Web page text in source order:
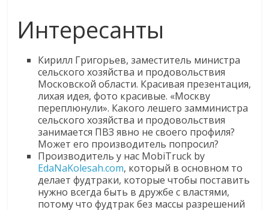
Интересанты
Кирилл Григорьев, заместитель министра
сельского хозяйства и продовольствия
Московской области. Красивая презентация,
лихая идея, фото красивые. «Москву
переплюнули». Какого лешего замминистра
сельского хозяйства и продовольствия
занимается ПВЗ явно не своего профиля?
Может его производитель попросил?
Производитель у нас MobiTruck by
EdaNaKolesah.com, который в основном то
делает фудтраки, которые чтобы поставить
нужно всегда быть в дружбе с властями,
потому что фудтрак без массы разрешений